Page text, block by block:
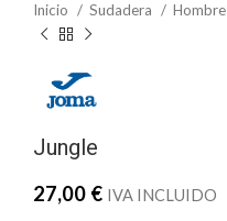
Inicio Sudadera Hombre
Jungle
27,00 € IVA INCLUIDO